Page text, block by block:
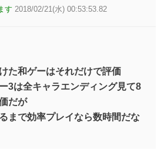
す 2018/02/21(水) 00:53:53.82
た和ゲーはそれだけで評価
3は全キャラエンディング見て8
だが
まで効率プレイなら数時間だな